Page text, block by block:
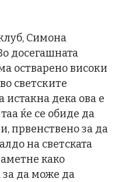
Симона
досегашната
остварено високи
светските
дека ова е
ќе се обиде да
првенствено за да
на светската
како
за да може да